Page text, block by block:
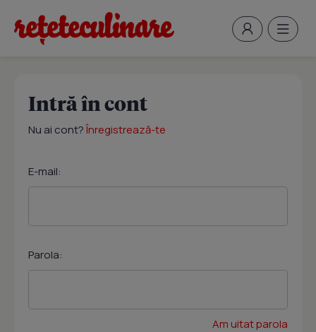
Intră în cont
Nu ai cont?Înregistrează-te
E-mail:
Parola:
Am uitat parola